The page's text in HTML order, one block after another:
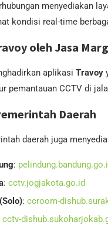
menyediakan
kondisi real-time
oleh Jasa
aplikasi Travoy
pemantauan CCTV di
Daerah
daerah juga
:
: cctv.jogjakota.go.id
: ccroom-
cctv-